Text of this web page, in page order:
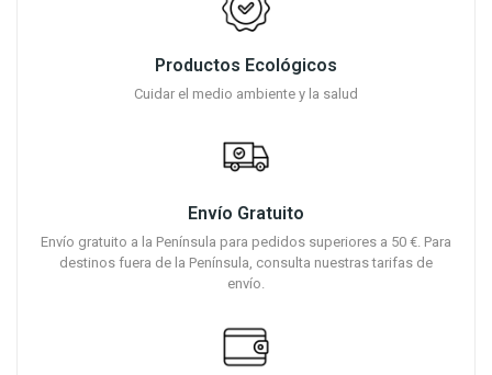
Productos Ecológicos
Cuidar el medio ambiente y la salud
Envío Gratuito
Envío gratuito a la Península para pedidos superiores a 50 €. Para
destinos fuera de la Península, consulta nuestras tarifas de
envío.